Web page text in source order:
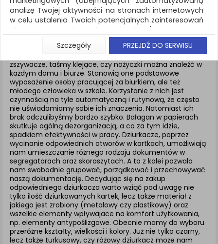
ZNALEZIONYCH PRODUKTÓW: 4
DZIURKACZE
Różnego rodzaju akcesoria biurowe, w tym dziurkacze,
zszywacze, taśmy klejące, czy nożyczki można znaleźć w
każdym domu i biurze. Stanowią one podstawowe
wyposażenie osoby pracującej za biurkiem, ale też
młodego człowieka w szkole. Korzystanie z nich jest
czynnością na tyle automatyczną i rutynową, że często
nie uświadamiamy sobie ich znaczenia. Natomiast ich
brak odczulibyśmy bardzo szybko. Bałagan w papierach
skutkuje ogólną dezorganizacją, a co za tym idzie,
spadkiem efektywności w pracy. Dziurkacze, poprzez
wycinanie odpowiednich otworów w kartkach, umożliwiają
nam umieszczanie różnego rodzaju dokumentów w
segregatorach oraz skoroszytach. A to z kolei pozwala
nam swobodnie grupować, porządkować i przechowywać
naszą dokumentację. Decydując się na zakup
odpowiedniego dziurkacza warto wziąć pod uwagę nie
tylko ilość dziurkowanych kartek, lecz także materiał z
jakiego jest zrobiony (metalowy czy plastikowy) oraz
wszelkie elementy wpływajace na komfort użytkowania,
np. elementy antypoślizgowe. Obecnie mamy do wyboru
przeróżne kształty, wielkości i kolory. Już nie tylko czarny,
lecz także turkusowy, czy różowy dziurkacz może nam
analizę Twojej aktywności na stronach internetowych
w celu ustalenia Twoich potencjalnych zainteresowań
dla dostosowania reklamy i oferty), w tym na
umieszczanie tzw. cookies na Twoich urządzeniach i
ich odczytywanie, kliknij przycisk „Przejdź do serwisu”.
Jeśli nie chcesz wyrazić zgody lub ograniczyć jej
zakres, kliknij „Szczegóły”, gdzie znajdziesz wszelkie
informacje o tym jak to zrobić . Te same informacje
znajdziesz także na podstronie z naszą polityką
prywatności obowiązującą od 25 maja 2018.
W przypadku użytkowników zalogowanych, aby
umożliwić prawidłową realizację Umowy z Państwem i
związane z tym prawidłowe działanie naszej strony
www, a w szczególności np. wysłanie potwierdzenia
zamówienia na Państwa email lub wyświetlenie
Państwu prawidłowych informacji o promocjach czy
cenach indywidualnych, ważna jest Państwa
wcześniejsza zgoda której udzieliliście podczas
zakładania konta.
Każda Państwa zgoda jest dobrowolna i można ją w
dowolnym momencie wycofać.
Polityka prywatności (rozwiń)
Szczegóły PRZEJDŹ DO SERWISU